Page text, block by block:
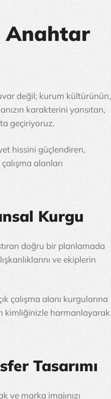
Anahtar
değil; kurum kültürünün,
karakterini yansıtan,
geçiriyoruz.
hissini güçlendiren,
alanları
Kurgu
doğru bir planlamada
ve ekiplerin
çalışma alanı kurgularına
kimliğinizle harmanlayarak
Tasarımı
ve marka imajınızı